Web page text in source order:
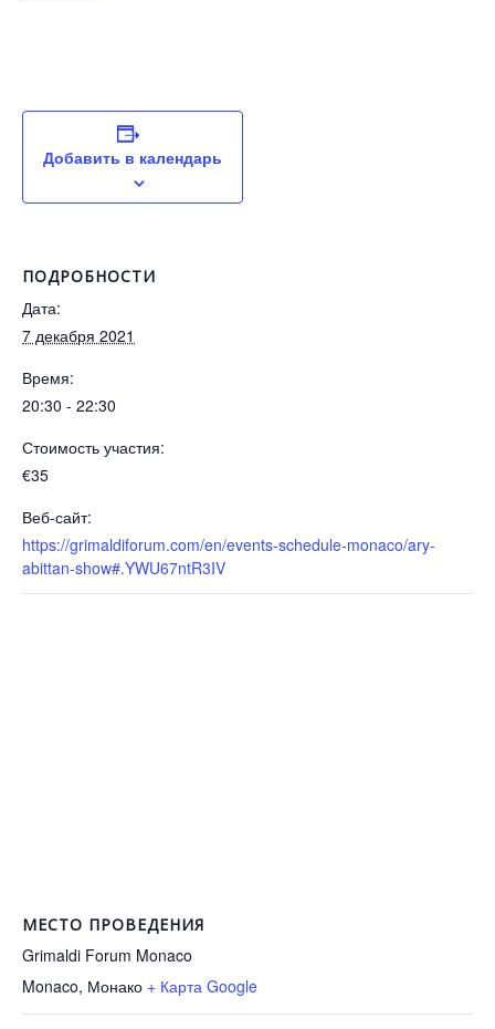
Добавить в календарь
ПОДРОБНОСТИ
Дата:
7 декабря 2021
Время:
20:30 - 22:30
Стоимость участия:
€35
Веб-сайт:
https://grimaldiforum.com/en/events-schedule-monaco/ary-
abittan-show#.YWU67ntR3IV
МЕСТО ПРОВЕДЕНИЯ
Grimaldi Forum Monaco
Monaco, Монако + Карта Google